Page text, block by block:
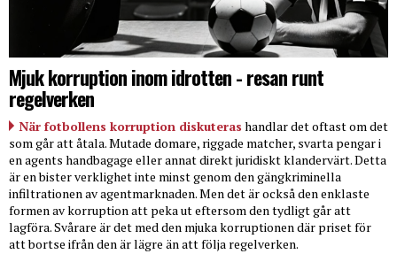
Mjuk korruption inom idrotten - resan runt
regelverken
När fotbollens korruption diskuteras handlar det oftast om det
som går att åtala. Mutade domare, riggade matcher, svarta pengar i
en agents handbagage eller annat direkt juridiskt klandervärt. Detta
är en bister verklighet inte minst genom den gängkriminella
infiltrationen av agentmarknaden. Men det är också den enklaste
formen av korruption att peka ut eftersom den tydligt går att
lagföra. Svårare är det med den mjuka korruptionen där priset för
att bortse ifrån den är lägre än att följa regelverken.